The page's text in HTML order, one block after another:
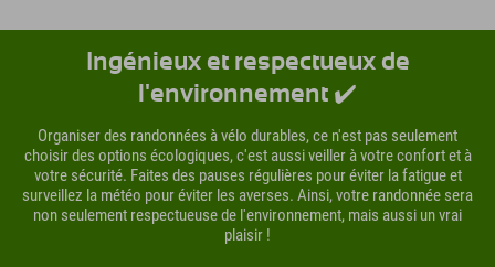
Ingénieux et respectueux de
l'environnement ✔️
Organiser des randonnées à vélo durables, ce n'est pas seulement
choisir des options écologiques, c'est aussi veiller à votre confort et à
votre sécurité. Faites des pauses régulières pour éviter la fatigue et
surveillez la météo pour éviter les averses. Ainsi, votre randonnée sera
non seulement respectueuse de l'environnement, mais aussi un vrai
plaisir !